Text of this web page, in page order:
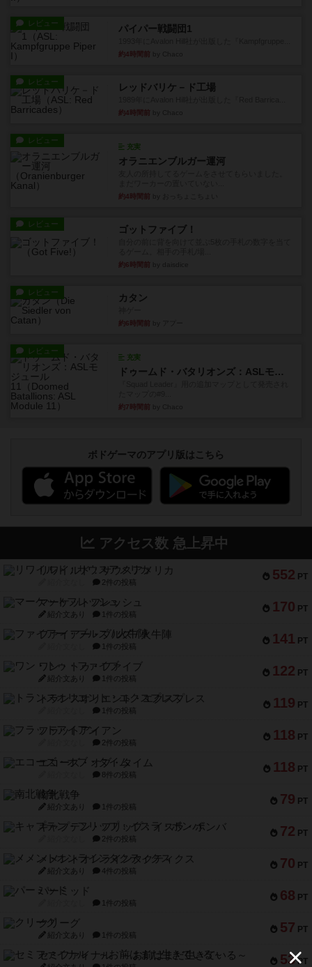
レビュー パイパー戦闘団1
約4時間前
レビュー レッドバリケ－ド工場
約4時間前
レビュー
充実
オラニエンブルガー運河
約4時間前
レビュー ゴットファイブ！
約6時間前
レビュー カタン
約6時間前
レビュー
充実
ドゥームド・バタリオンズ：ASLモジュール11
約7時間前
ボドゲーマのアプリ版はこちら
アクセス数 急上昇中
552 PT
リワイルド：サウスアメリカ
2件の投稿
170 PT
マーケットフレッシュ
紹介文あり 1件の投稿
141 PT
ファイアー・ブルズ / 火牛陣
1件の投稿
122 PT
ワン・トゥ・ファイブ
紹介文あり 1件の投稿
119 PT
トランスオリエント・エクスプレス
1件の投稿
118 PT
フラットアイアン
2件の投稿
118 PT
エコーズ・オブ・タイム
8件の投稿
79 PT
南北戦争
紹介文あり 1件の投稿
72 PT
キャプテン・フリップ：イスラ・ボンバ
2件の投稿
70 PT
メメントオンラインタクティクス
紹介文あり 4件の投稿
68 PT
パーミッド
1件の投稿
57 PT
クリーグ
紹介文あり 1件の投稿
53 PT
セミファイナル ～お前はまだ生きている～